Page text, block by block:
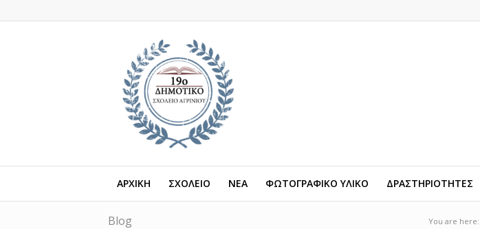
ΑΡΧΙΚΗ ΣΧΟΛΕΙΟ ΝΕΑ ΦΩΤΟΓΡΑΦΙΚΟ ΥΛΙΚΟ ΔΡΑΣΤΗΡΙΟΤΗΤΕΣ
Blog You are here: